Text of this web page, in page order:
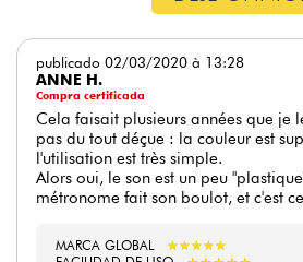
publicado 02/03/2020 à 13:28
ANNE H.
Compra certificada
Cela faisait plusieurs années que je
pas du tout déçue : la couleur est
l'utilisation est très simple.
Alors oui, le son est un peu
métronome fait son boulot, et c'est
MARCA GLOBAL ★★★★★
★★★★★